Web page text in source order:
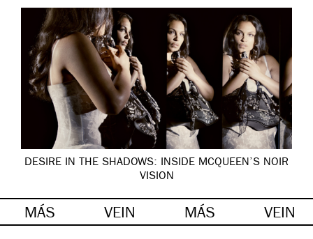
DESIRE IN THE SHADOWS: INSIDE MCQUEEN’S NOIR
VISION
MÁS VEIN MÁS VEIN